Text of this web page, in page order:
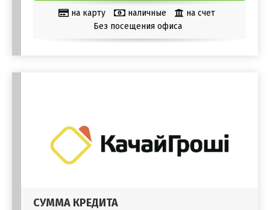
на карту наличные
на счет
Без посещения офиса
СУММА КРЕДИТА